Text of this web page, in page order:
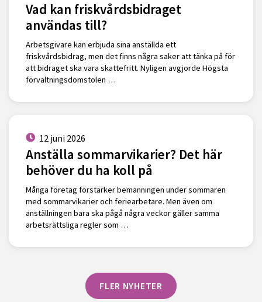
Vad kan friskvårdsbidraget
användas till?
Arbetsgivare kan erbjuda sina anställda ett
friskvårdsbidrag, men det finns några saker att tänka på för
att bidraget ska vara skattefritt. Nyligen avgjorde Högsta
förvaltningsdomstolen …
12 juni 2026
Anställa sommarvikarier? Det här
behöver du ha koll på
Många företag förstärker bemanningen under sommaren
med sommarvikarier och feriearbetare. Men även om
anställningen bara ska pågå några veckor gäller samma
arbetsrättsliga regler som …
FLER NYHETER